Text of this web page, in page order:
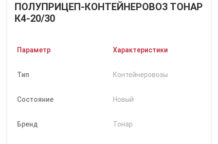
ПОЛУПРИЦЕП-КОНТЕЙНЕРОВОЗ ТОНАР
К4-20/30
Параметр Характеристики
Тип Контейнеровозы
Состояние Новый
Бренд Тонар